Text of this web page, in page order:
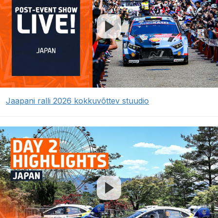
Jaapani ralli 2026 kokkuvõttev stuudio